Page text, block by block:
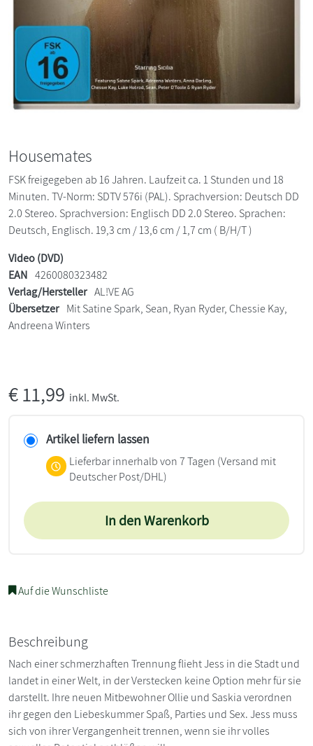
Housemates
FSK freigegeben ab 16 Jahren. Laufzeit ca. 1 Stunden und 18
Minuten. TV-Norm: SDTV 576i (PAL). Sprachversion: Deutsch DD
2.0 Stereo. Sprachversion: Englisch DD 2.0 Stereo. Sprachen:
Deutsch, Englisch. 19,3 cm / 13,6 cm / 1,7 cm ( B/H/T )
Video (DVD)
EAN 4260080323482
Verlag/Hersteller AL!VE AG
Übersetzer Mit Satine Spark, Sean, Ryan Ryder, Chessie Kay,
Andreena Winters
€11,99 inkl. MwSt.
Artikel liefern lassen
Lieferbar innerhalb von 7 Tagen (Versand mit
Deutscher Post/DHL)
In den Warenkorb
Auf die Wunschliste
Beschreibung
Nach einer schmerzhaften Trennung flieht Jess in die Stadt und
landet in einer Welt, in der Verstecken keine Option mehr für sie
darstellt. Ihre neuen Mitbewohner Ollie und Saskia verordnen
ihr gegen den Liebeskummer Spaß, Parties und Sex. Jess muss
sich von ihrer Vergangenheit trennen, wenn sie ihr volles